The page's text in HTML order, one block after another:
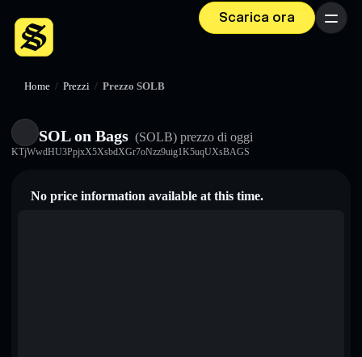
Scarica ora Menu
Home / Prezzi / Prezzo SOLB
SOL on Bags (SOLB) prezzo di oggi
KTjWwdHU3PpjxX5XsbdXGr7oNzz9uig1K5uqUXsBAGS
No price information available at this time.